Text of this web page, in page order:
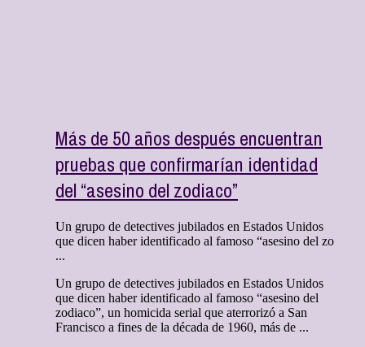
Más de 50 años después encuentran
pruebas que confirmarían identidad
del “asesino del zodiaco”
Un grupo de detectives jubilados en Estados Unidos
que dicen haber identificado al famoso “asesino del zo
...
Un grupo de detectives jubilados en Estados Unidos
que dicen haber identificado al famoso “asesino del
zodiaco”, un homicida serial que aterrorizó a San
Francisco a fines de la década de 1960, más de ...